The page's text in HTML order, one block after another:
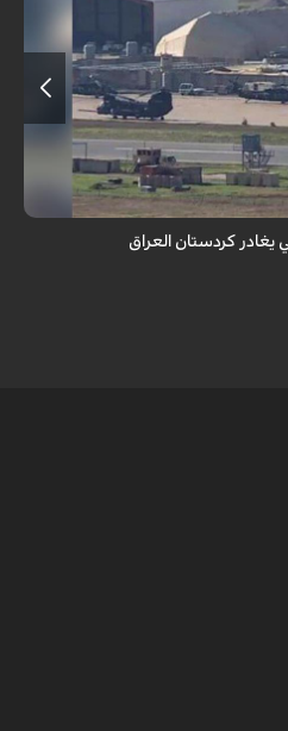
بدأت بإخلاء مراكز الدعم
العراق، لا سيما المجمع الكبير
يغادر كردستان العراق